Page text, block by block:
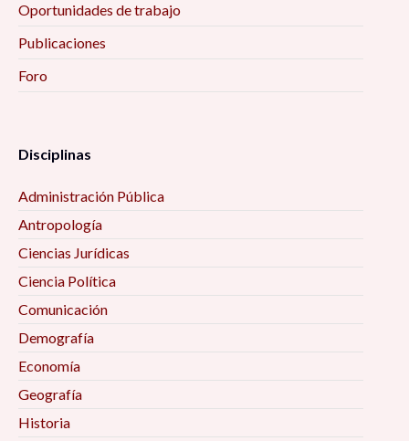
Oportunidades de trabajo
Publicaciones
Foro
Disciplinas
Administración Pública
Antropología
Ciencias Jurídicas
Ciencia Política
Comunicación
Demografía
Economía
Geografía
Historia